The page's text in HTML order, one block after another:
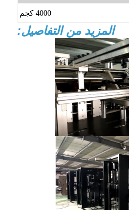
4000 كجم
المزيد من التفاصيل: